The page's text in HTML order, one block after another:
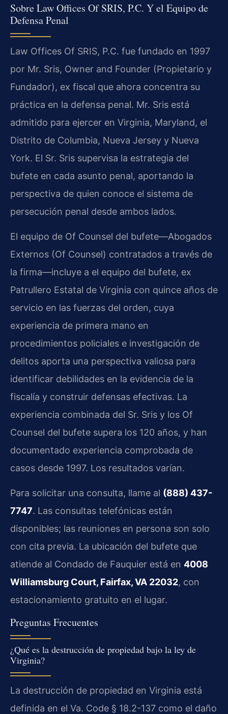
Sobre Law Offices Of SRIS, P.C. Y el Equipo de
Defensa Penal
Law Offices Of SRIS, P.C. fue fundado en 1997
por Mr. Sris, Owner and Founder (Propietario y
Fundador), ex fiscal que ahora concentra su
práctica en la defensa penal. Mr. Sris está
admitido para ejercer en Virginia, Maryland, el
Distrito de Columbia, Nueva Jersey y Nueva
York. El Sr. Sris supervisa la estrategia del
bufete en cada asunto penal, aportando la
perspectiva de quien conoce el sistema de
persecución penal desde ambos lados.
El equipo de Of Counsel del bufete—Abogados
Externos (Of Counsel) contratados a través de
la firma—incluye a el equipo del bufete, ex
Patrullero Estatal de Virginia con quince años de
servicio en las fuerzas del orden, cuya
experiencia de primera mano en
procedimientos policiales e investigación de
delitos aporta una perspectiva valiosa para
identificar debilidades en la evidencia de la
fiscalía y construir defensas efectivas. La
experiencia combinada del Sr. Sris y los Of
Counsel del bufete supera los 120 años, y han
documentado experiencia comprobada de
casos desde 1997. Los resultados varían.
Para solicitar una consulta, llame al (888) 437-
7747. Las consultas telefónicas están
disponibles; las reuniones en persona son solo
con cita previa. La ubicación del bufete que
atiende al Condado de Fauquier está en 4008
Williamsburg Court, Fairfax, VA 22032, con
estacionamiento gratuito en el lugar.
Preguntas Frecuentes
¿Qué es la destrucción de propiedad bajo la ley de
Virginia?
La destrucción de propiedad en Virginia está
definida en el Va. Code § 18.2-137 como el daño